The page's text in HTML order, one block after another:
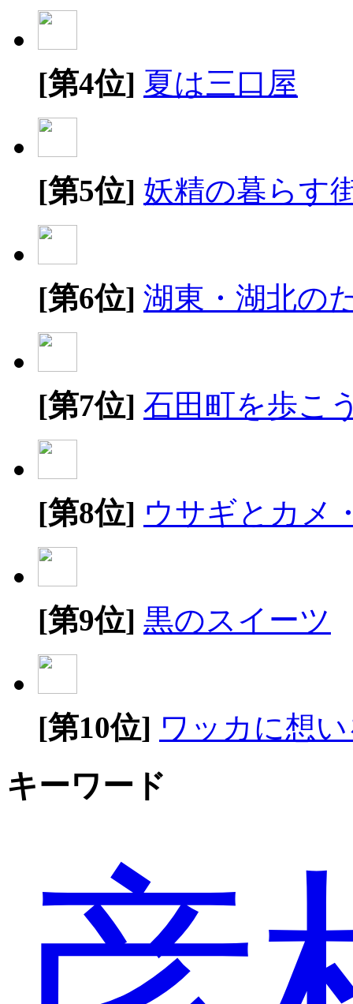
[第4位] 夏は三口屋
[第5位] 妖精の暮らす
[第6位] 湖東・湖北の
[第7位] 石田町を歩こ
[第8位] ウサギとカメ
[第9位] 黒のスイーツ
[第10位] ワッカに想
キーワード